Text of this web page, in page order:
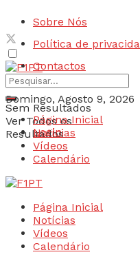
Sobre Nós
Política de
Contactos
Domingo, Agosto 9, 2026
Login
Sem Resultados
Ver Todos os
Resultados
Página Inicial
Notícias
Vídeos
Calendário
Página Inicial
Notícias
Vídeos
Calendário